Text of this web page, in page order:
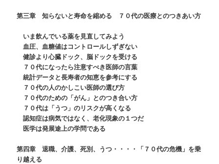
第三章 知らないと寿命を縮める ７０代の医療とのつきあい方
いま飲んでいる薬を見直してみよう
血圧、血糖値はコントロールしずぎない
健診より心臓ドック、脳ドックを受ける
７０代になったら注意すべき医師の言葉
統計データと長寿者の知恵を参考にする
７０代の人のかしこい医師の選び方
７０代のための「がん」とのつき合い方
７０代は「うつ」のリスクが高くなる
認知症は病気ではなく、老化現象の１つだ
医学は発展途上の学問である
第四章 退職、介護、死別、うつ・・・・「７０代の危機」を乗
り越える